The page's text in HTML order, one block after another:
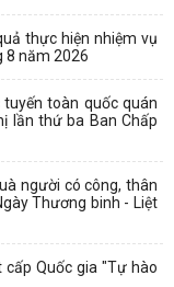
thực hiện nhiệm vụ
8 năm 2026
toàn quốc quán
lần thứ ba Ban Chấp
người có công, thân
Thương binh - Liệt
cấp Quốc gia "Tự hào